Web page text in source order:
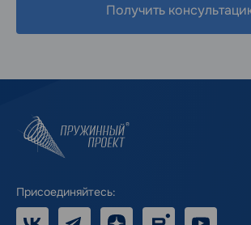
Получить
Присоединяйтесь:
VK TelegramДзен RUTUBE